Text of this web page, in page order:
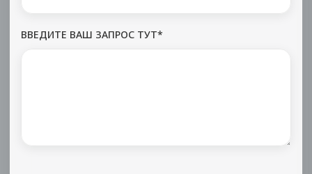
ВВЕДИТЕ ВАШ ЗАПРОС ТУТ*